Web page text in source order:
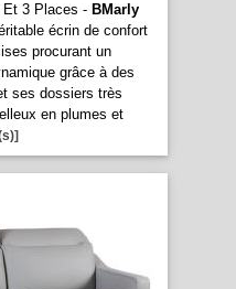
Et 3 Places - BMarly
écrin de confort
procurant un
grâce à des
ses dossiers très
en plumes et